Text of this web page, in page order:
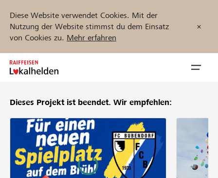
Diese Website verwendet Cookies. Mit der
Nutzung der Website stimmst du dem Einsatz
von Cookies zu. Mehr erfahren
Zum
Inhalt
Projekte und Organisationen finden
Dieses Projekt ist beendet. Wir empfehlen: